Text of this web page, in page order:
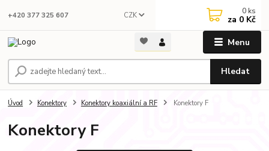
Menu
CZK
Hledat
+420 377 325 607 0 ks
za 0 Kč
Úvod Konektory Konektory koaxiální a RF Konektory F
Konektory F